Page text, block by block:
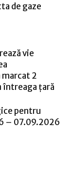
de gaze
vie
marcat 2
țară
pentru
– 07.09.2026